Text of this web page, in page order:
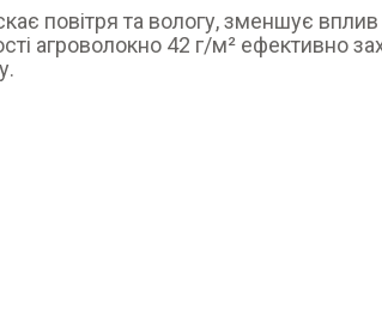
повітря та вологу, зменшує вплив
агроволокно 42 г/м² ефективно